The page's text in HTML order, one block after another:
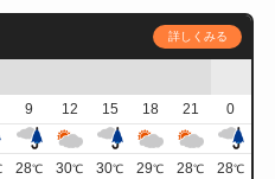
詳しくみる
9 12 15 18 21
0
28℃ 30℃ 30℃ 29℃ 28℃ 28℃